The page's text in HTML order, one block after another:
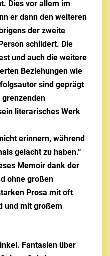
Dies vor allem im
er dann den weiteren
der zweite
schildert. Die
und auch die weitere
Beziehungen wie
sind geprägt
literarisches Werk
erinnern, während
gelacht zu haben.“
Memoir dank der
ohne großen
Prosa mit oft
und mit großem
Fantasien über